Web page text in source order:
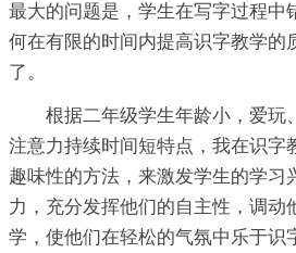
最大的问题是，学生在写字过程中
何在有限的时间内提高识字教学的
了。
根据二年级学生年龄小，爱玩
注意力持续时间短特点，我在识字
趣味性的方法，来激发学生的学习
力，充分发挥他们的自主性，调动
学，使他们在轻松的气氛中乐于识